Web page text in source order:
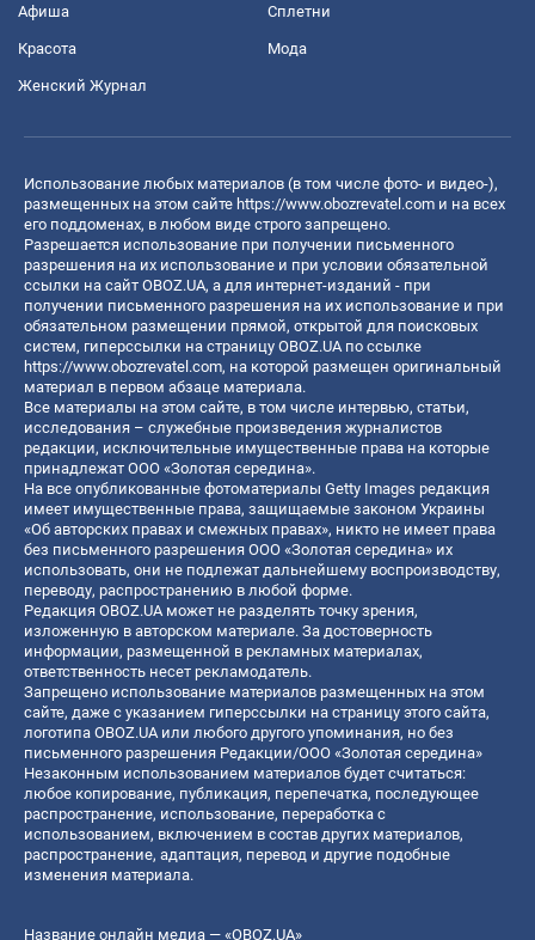
Афиша Сплетни
Красота Мода
Женский Журнал
Использование любых материалов (в том числе фото- и видео-),
размещенных на этом сайте https://www.obozrevatel.com и на всех
его поддоменах, в любом виде строго запрещено.
Разрешается использование при получении письменного
разрешения на их использование и при условии обязательной
ссылки на сайт OBOZ.UA, а для интернет-изданий - при
получении письменного разрешения на их использование и при
обязательном размещении прямой, открытой для поисковых
систем, гиперссылки на страницу OBOZ.UA по ссылке
https://www.obozrevatel.com, на которой размещен оригинальный
материал в первом абзаце материала.
Все материалы на этом сайте, в том числе интервью, статьи,
исследования – служебные произведения журналистов
редакции, исключительные имущественные права на которые
принадлежат ООО «Золотая середина».
На все опубликованные фотоматериалы Getty Images редакция
имеет имущественные права, защищаемые законом Украины
«Об авторских правах и смежных правах», никто не имеет права
без письменного разрешения ООО «Золотая середина» их
использовать, они не подлежат дальнейшему воспроизводству,
переводу, распространению в любой форме.
Редакция OBOZ.UA может не разделять точку зрения,
изложенную в авторском материале. За достоверность
информации, размещенной в рекламных материалах,
ответственность несет рекламодатель.
Запрещено использование материалов размещенных на этом
сайте, даже с указанием гиперссылки на страницу этого сайта,
логотипа OBOZ.UA или любого другого упоминания, но без
письменного разрешения Редакции/ООО «Золотая середина»
Незаконным использованием материалов будет считаться:
любое копирование, публикация, перепечатка, последующее
распространение, использование, переработка с
использованием, включением в состав других материалов,
распространение, адаптация, перевод и другие подобные
изменения материала.
Название онлайн медиа — «OBOZ.UA»